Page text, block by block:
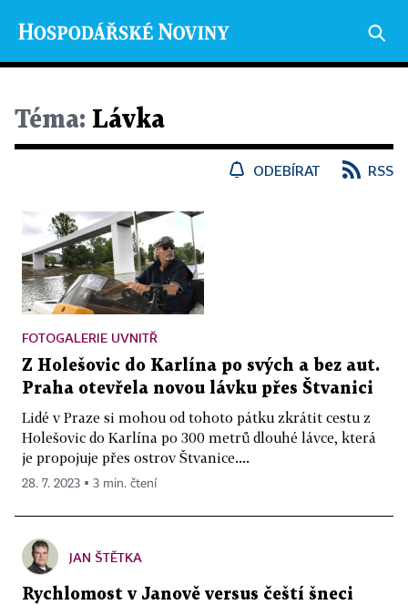
Téma: Lávka
ODEBÍRAT RSS
FOTOGALERIE UVNITŘ
Z Holešovic do Karlína po svých a bez aut.
Praha otevřela novou lávku přes Štvanici
Lidé v Praze si mohou od tohoto pátku zkrátit cestu z
Holešovic do Karlína po 300 metrů dlouhé lávce, která
je propojuje přes ostrov Štvanice....
28. 7. 2023 ▪ 3 min. čtení
JAN ŠTĚTKA
Rychlomost v Janově versus čeští šneci